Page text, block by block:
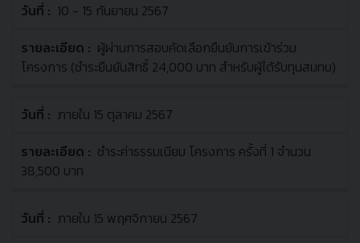
วัน
ที่
ราย
ละเอียด
10 - 15 กันยายน 2567
ผู้ผ่านการสอบคัดเลือกยืนยันการเข้าร่วม
โครงการ (ชำระยืนยันสิทธิ์ 24,000 บาท สำหรับผู้ได้รับทุนสมทบ)
ภายใน 15 ตุลาคม 2567
ชำระค่าธรรมเนียม โครงการ ครั้งที่ 1 จำนวน
38,500 บาท
ภายใน 15 พฤศจิกายน 2567